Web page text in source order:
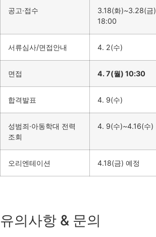
공고·접수
3.18(화)~3.28(금)
18:00
서류심사/면접안내 4. 2(수)
면접 4. 7(월) 10:30
합격발표 4. 9(수)
성범죄·아동학대 전력
조회
4. 9(수)~4.16(수)
오리엔테이션 4.18(금) 예정
유의사항 & 문의